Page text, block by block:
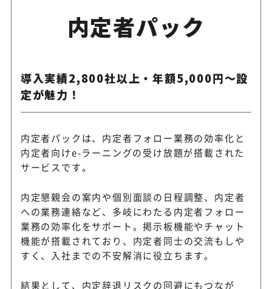
内定者パック
導入実績2,800社以上・年額5,000円〜設
定が魅力！
内定者パックは、内定者フォロー業務の効率化と
内定者向けe-ラーニングの受け放題が搭載された
サービスです。
内定懇親会の案内や個別面談の日程調整、内定者
への業務連絡など、多岐にわたる内定者フォロー
業務の効率化をサポート。掲示板機能やチャット
機能が搭載されており、内定者同士の交流もしや
すく、入社までの不安解消に役立ちます。
結果として、内定辞退リスクの回避にもつなが